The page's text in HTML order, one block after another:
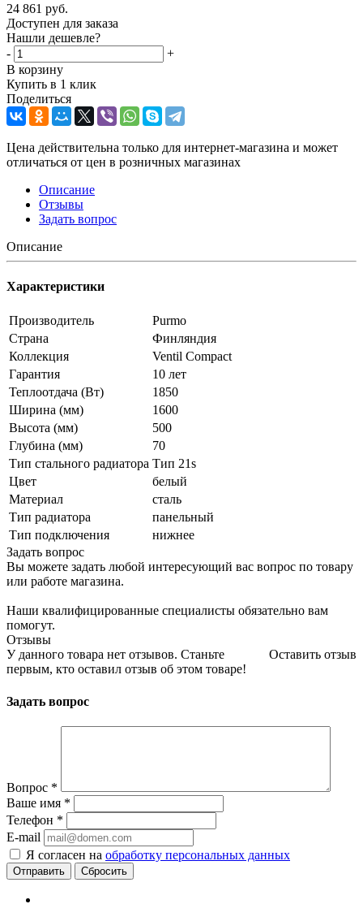
24 861 руб.
Доступен для заказа
Нашли дешевле?
-
+
В корзину
Купить в 1 клик
Поделиться
Цена действительна только для интернет-магазина и может
отличаться от цен в розничных магазинах
Описание
Отзывы
Задать вопрос
Описание
Характеристики
Производитель
Purmo
Страна
Финляндия
Коллекция
Ventil Compact
Гарантия
10 лет
Теплоотдача (Вт)
1850
Ширина (мм)
1600
Высота (мм)
500
Глубина (мм)
70
Тип стального радиатора Тип 21s
Цвет
белый
Материал
сталь
Тип радиатора
панельный
Тип подключения
нижнее
Задать вопрос
Вы можете задать любой интересующий вас вопрос по товару
или работе магазина.
Наши квалифицированные специалисты обязательно вам
помогут.
Отзывы
Оставить отзыв
У данного товара нет отзывов. Станьте
первым, кто оставил отзыв об этом товаре!
Задать вопрос
Вопрос *
Ваше имя *
Телефон *
E-mail
Я согласен на обработку персональных данных
Сбросить